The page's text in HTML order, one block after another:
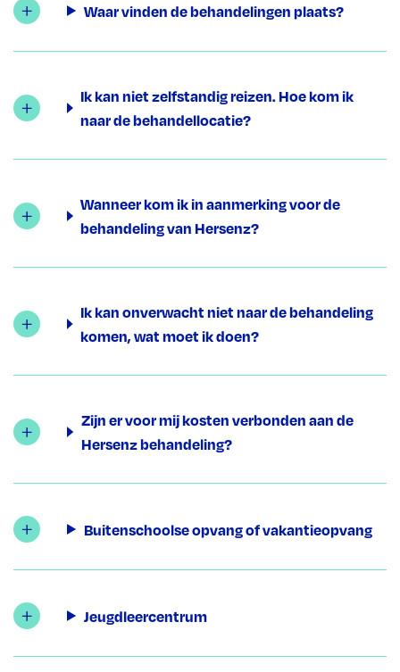
Waar vinden de behandelingen plaats?
Ik kan niet zelfstandig reizen. Hoe kom ik
naar de behandellocatie?
Wanneer kom ik in aanmerking voor de
behandeling van Hersenz?
Ik kan onverwacht niet naar de behandeling
komen, wat moet ik doen?
Zijn er voor mij kosten verbonden aan de
Hersenz behandeling?
Buitenschoolse opvang of vakantieopvang
Jeugdleercentrum